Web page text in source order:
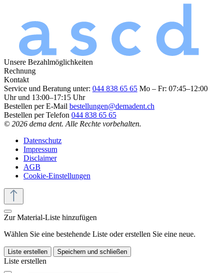
Unsere Bezahlmöglichkeiten
Rechnung
Kontakt
Service und Beratung unter: 044 838 65 65 Mo – Fr: 07:45–12:00
Uhr und 13:00–17:15 Uhr
Bestellen per E-Mail bestellungen@demadent.ch
Bestellen per Telefon 044 838 65 65
© 2026 dema dent. Alle Rechte vorbehalten.
Datenschutz
Impressum
Disclaimer
AGB
Cookie-Einstellungen
Zur Material-Liste hinzufügen
Wählen Sie eine bestehende Liste oder erstellen Sie eine neue.
Liste erstellen Speichern und schließen
Liste erstellen